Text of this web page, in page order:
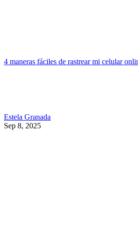
4 maneras fáciles de rastrear mi celular
Estela Granada
Sep 8, 2025